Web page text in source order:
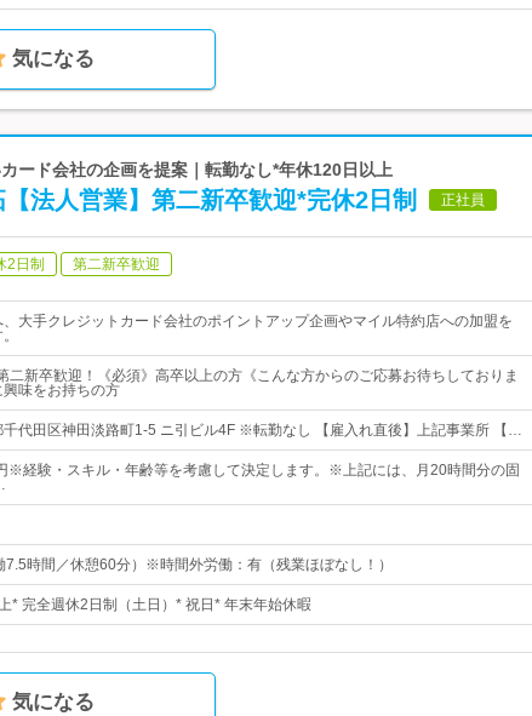
気になる
ード会社の企画を提案｜転勤なし*年休120日以上
法人営業】第二新卒歓迎*完休2日制 正社員
2日制 第二新卒歓迎
大手クレジットカード会社のポイントアップ企画やマイル特約店への加盟を
二新卒歓迎！《必須》高卒以上の方《こんな方からのご応募お待ちしておりま
味をお持ちの方
千代田区神田淡路町1-5 ニ引ビル4F ※転勤なし 【雇入れ直後】上記事業所 【…
※経験・スキル・年齢等を考慮して決定します。※上記には、月20時間分の固
時間／休憩60分）※時間外労働：有（残業ほぼなし！）
* 完全週休2日制（土日）* 祝日* 年末年始休暇
気になる